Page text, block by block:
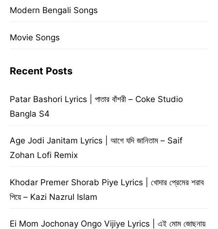
Modern Bengali Songs
Movie Songs
Recent Posts
Patar Bashori Lyrics | পাতার বাঁশরী – Coke Studio
Bangla S4
Age Jodi Janitam Lyrics | আগে যদি জানিতাম – Saif
Zohan Lofi Remix
Khodar Premer Shorab Piye Lyrics | খোদার প্রেমের শরাব
পিয়ে – Kazi Nazrul Islam
Ei Mom Jochonay Ongo Vijiye Lyrics | এই মোম জোছনায়